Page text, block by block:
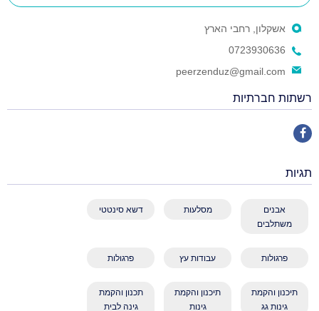
אשקלון, רחבי הארץ
0723930636
peerzenduz@gmail.com
רשתות חברתיות
תגיות
אבנים
משתלבים
מסלעות דשא סינטטי
פרגולות עבודות עץ פרגולות
תיכנון והקמת
גינות גג
תיכנון והקמת
גינות
תכנון והקמת
גינה לבית